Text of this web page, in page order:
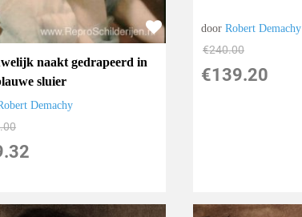
naakt gedrapeerd in
sluier
Demachy
doorRobert Demachy
€240.00
€139.20